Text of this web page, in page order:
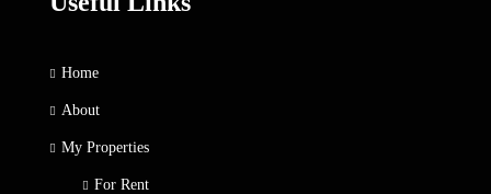
Home
About
My Properties
For Rent